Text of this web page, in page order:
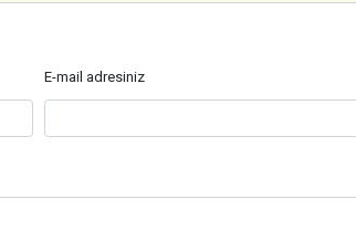
E-mail adresiniz